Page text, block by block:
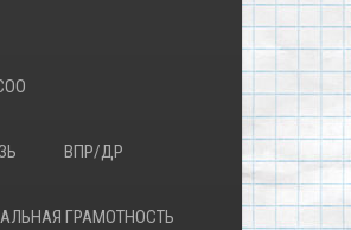
ВПР/ДР
ГРАМОТНОСТЬ